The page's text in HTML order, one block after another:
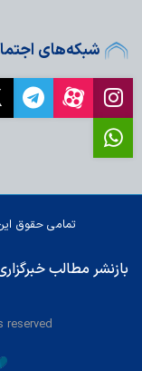
شبکه‌های
تمامی حقوق
بازنشر مطالب
reserved